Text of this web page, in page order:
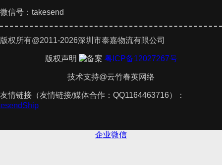
微信号：takesend
版权所有@2011-2026深圳市泰嘉物流有限公司
版权声明 粤ICP备12027267号
技术支持@云竹春英网络
友情链接（友情链接/媒体合作：QQ1164463716）：
企业微信